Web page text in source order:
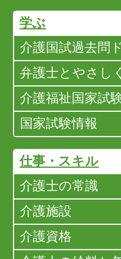
学ぶ
介護国試過去問
弁護士とやさし
介護福祉国家試
国家試験情報
仕事・スキル
介護士の常識
介護施設
介護資格